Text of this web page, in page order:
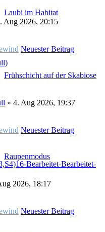
Laubi im Habitat
Aug 2026, 20:15
Neuester Beitrag
Frühschicht auf der Skabiose
» 4. Aug 2026, 19:37
Neuester Beitrag
Raupenmodus
2026, 18:17
Neuester Beitrag